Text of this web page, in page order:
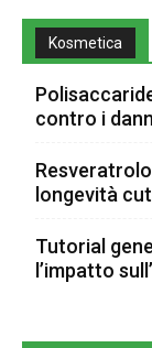
Kosmetica
contro i
longevità
Tutorial
l’impatto